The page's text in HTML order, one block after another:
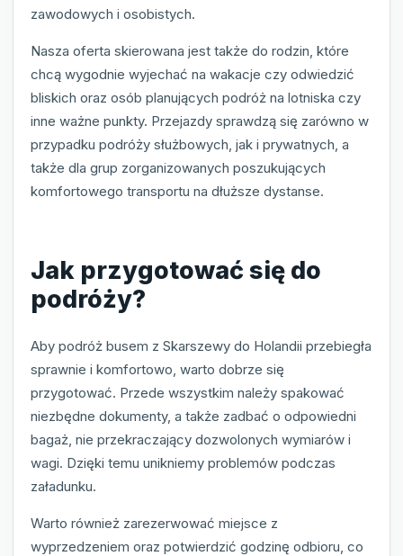
zawodowych i osobistych.
Nasza oferta skierowana jest także do rodzin, które
chcą wygodnie wyjechać na wakacje czy odwiedzić
bliskich oraz osób planujących podróż na lotniska czy
inne ważne punkty. Przejazdy sprawdzą się zarówno w
przypadku podróży służbowych, jak i prywatnych, a
także dla grup zorganizowanych poszukujących
komfortowego transportu na dłuższe dystanse.
Jak przygotować się do
podróży?
Aby podróż busem z Skarszewy do Holandii przebiegła
sprawnie i komfortowo, warto dobrze się
przygotować. Przede wszystkim należy spakować
niezbędne dokumenty, a także zadbać o odpowiedni
bagaż, nie przekraczający dozwolonych wymiarów i
wagi. Dzięki temu unikniemy problemów podczas
załadunku.
Warto również zarezerwować miejsce z
wyprzedzeniem oraz potwierdzić godzinę odbioru, co